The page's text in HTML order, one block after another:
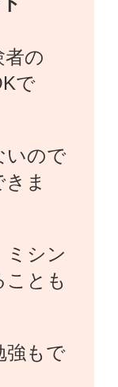
者の
で
いので
ま
ミシン
ことも
強もで